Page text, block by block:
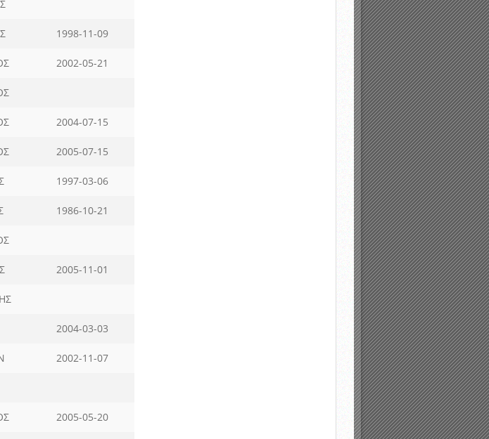
1998-11-09
2002-05-21
2004-07-15
2005-07-15
1997-03-06
1986-10-21
2005-11-01
2004-03-03
2002-11-07
2005-05-20